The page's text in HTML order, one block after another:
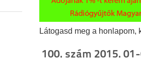
Látogasd meg a honlapom,
100. szám 2015.